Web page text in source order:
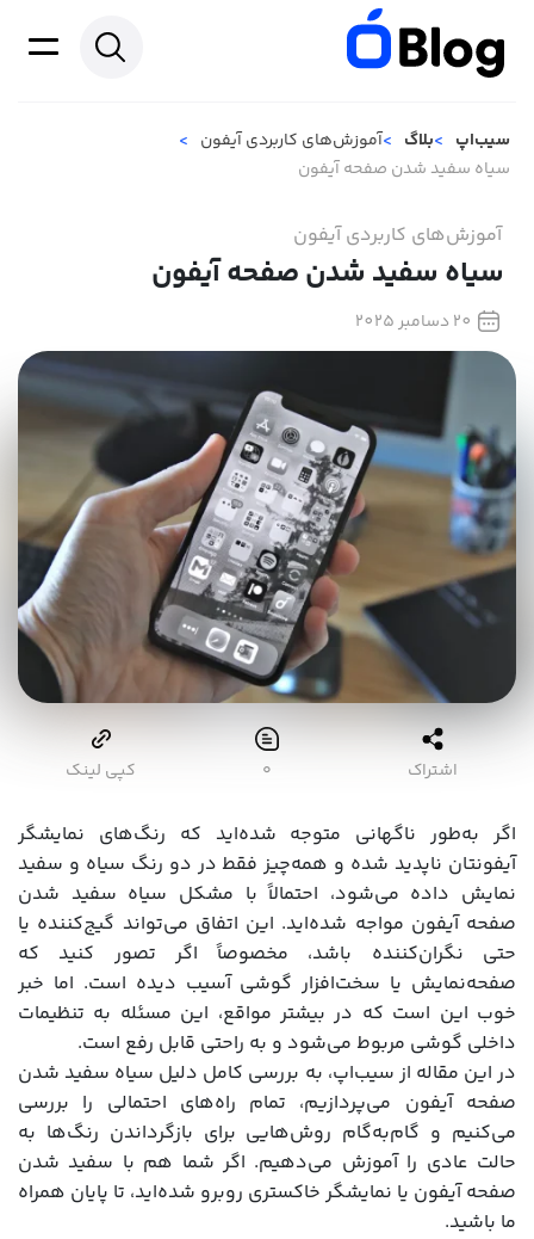
سیب‌اپ بلاگ
آموزش‌های کاربردی آیفون
سیاه سفید شدن صفحه آیفون
آموزش‌های کاربردی آیفون
سیاه سفید شدن صفحه آیفون
20 دسامبر 2025
اشتراک ۰ کپی لینک
اگر به‌طور ناگهانی متوجه شده‌اید که رنگ‌های نمایشگر
آیفونتان ناپدید شده و همه‌چیز فقط در دو رنگ سیاه و سفید
نمایش داده می‌شود، احتمالاً با مشکل سیاه سفید شدن
صفحه آیفون مواجه شده‌اید. این اتفاق می‌تواند گیج‌کننده یا
حتی نگران‌کننده باشد، مخصوصاً اگر تصور کنید که
صفحه‌نمایش یا سخت‌افزار گوشی آسیب دیده است. اما خبر
خوب این است که در بیشتر مواقع، این مسئله به تنظیمات
داخلی گوشی مربوط می‌شود و به راحتی قابل رفع است.
در این مقاله از سیب‌اپ، به بررسی کامل دلیل سیاه سفید شدن
صفحه آیفون می‌پردازیم، تمام راه‌های احتمالی را بررسی
می‌کنیم و گام‌به‌گام روش‌هایی برای بازگرداندن رنگ‌ها به
حالت عادی را آموزش می‌دهیم. اگر شما هم با سفید شدن
صفحه آیفون یا نمایشگر خاکستری روبرو شده‌اید، تا پایان همراه
ما باشید.